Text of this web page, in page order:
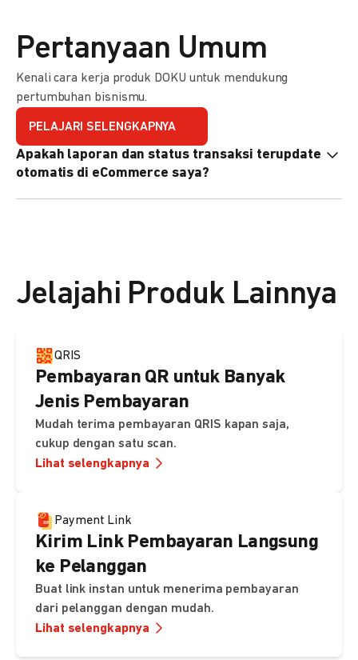
Pertanyaan Umum
Kenali cara kerja produk DOKU untuk mendukung
pertumbuhan bisnismu.
PELAJARI SELENGKAPNYA
Apakah laporan dan status transaksi terupdate
otomatis di eCommerce saya?
Jelajahi Produk Lainnya
QRIS
Pembayaran QR untuk Banyak
Jenis Pembayaran
Mudah terima pembayaran QRIS kapan saja,
cukup dengan satu scan.
Lihat selengkapnya
Payment Link
Kirim Link Pembayaran Langsung
ke Pelanggan
Buat link instan untuk menerima pembayaran
dari pelanggan dengan mudah.
Lihat selengkapnya